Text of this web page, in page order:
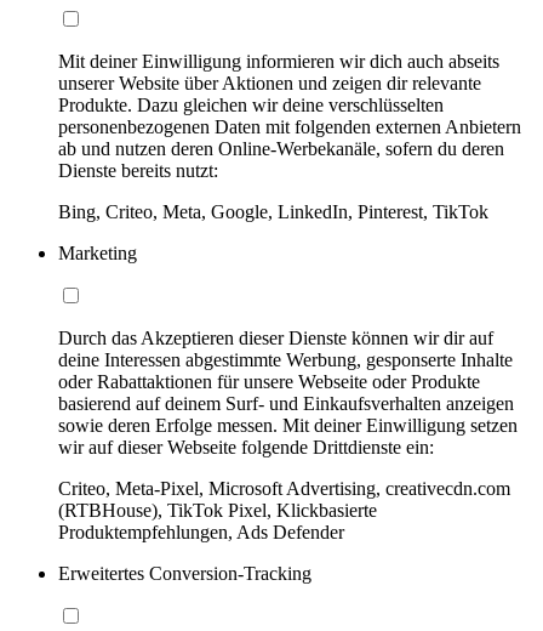
Mit deiner Einwilligung informieren wir dich auch abseits
unserer Website über Aktionen und zeigen dir relevante
Produkte. Dazu gleichen wir deine verschlüsselten
personenbezogenen Daten mit folgenden externen Anbietern
ab und nutzen deren Online-Werbekanäle, sofern du deren
Dienste bereits nutzt:
Bing, Criteo, Meta, Google, LinkedIn, Pinterest, TikTok
Marketing
Durch das Akzeptieren dieser Dienste können wir dir auf
deine Interessen abgestimmte Werbung, gesponserte Inhalte
oder Rabattaktionen für unsere Webseite oder Produkte
basierend auf deinem Surf- und Einkaufsverhalten anzeigen
sowie deren Erfolge messen. Mit deiner Einwilligung setzen
wir auf dieser Webseite folgende Drittdienste ein:
Criteo, Meta-Pixel, Microsoft Advertising, creativecdn.com
(RTBHouse), TikTok Pixel, Klickbasierte
Produktempfehlungen, Ads Defender
Erweitertes Conversion-Tracking